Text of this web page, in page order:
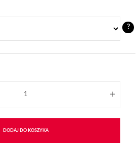
?
DODAJ DO KOSZYKA